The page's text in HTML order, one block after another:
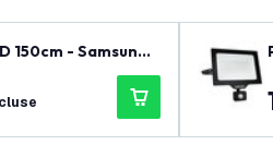
150cm - Samsung L
- 48W - 6500K -
- 5 ans de